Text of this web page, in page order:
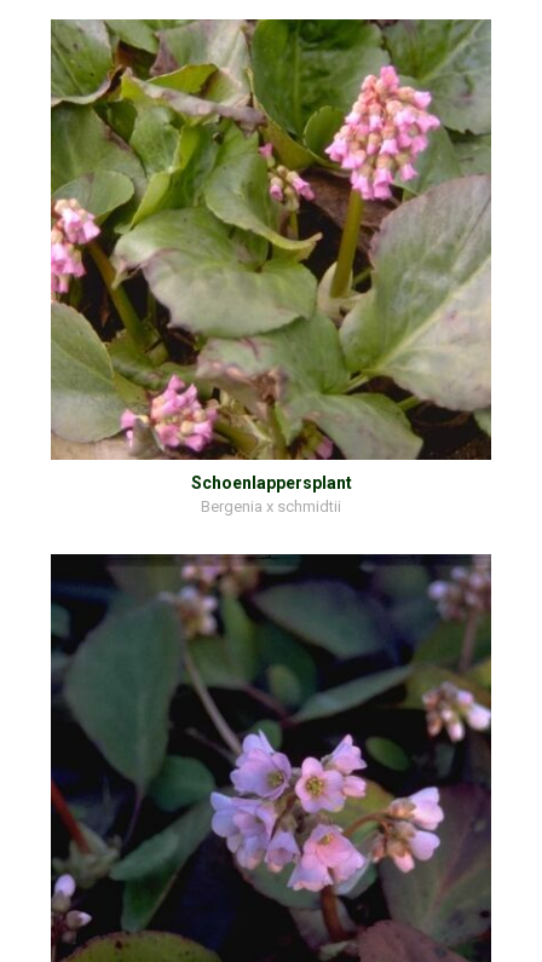
Schoenlappersplant
Bergenia x schmidtii